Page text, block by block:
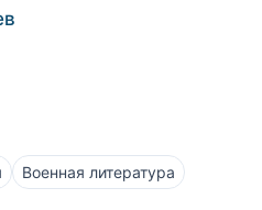
Военная литература